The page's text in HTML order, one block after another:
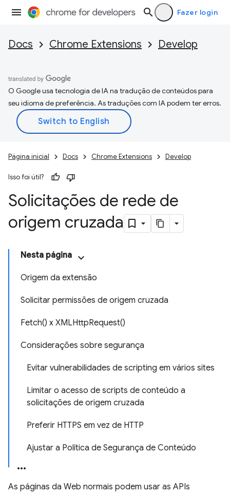
Fazer login
Docs Chrome Extensions Develop
O Google usa tecnologia de IA na tradução de conteúdos para
seu idioma de preferência. As traduções com IA podem ter erros.
Página inicial Docs Chrome Extensions Develop
Isso foi útil?
Solicitações de rede de
origem cruzada
Nesta página
Origem da extensão
Solicitar permissões de origem cruzada
Fetch() x XMLHttpRequest()
Considerações sobre segurança
Evitar vulnerabilidades de scripting em vários sites
Limitar o acesso de scripts de conteúdo a
solicitações de origem cruzada
Preferir HTTPS em vez de HTTP
Ajustar a Política de Segurança de Conteúdo
As páginas da Web normais podem usar as APIs